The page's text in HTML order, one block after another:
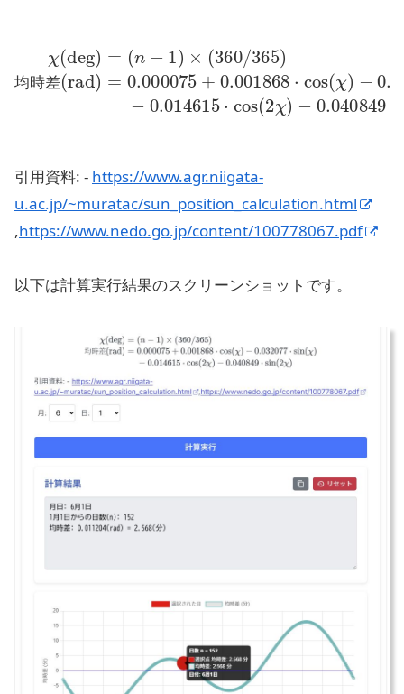
均 時差
χ(deg) =(n 1)×(360/365)
均時差(rad) =0.000075+ 0.001868
−0.032077⋅ sin(χ )− 0.014615
−0.040849⋅sin(2χ)
引用資料: - https://www.agr.niigata-
u.ac.jp/~muratac/sun_position_calculation.html
,https://www.nedo.go.jp/content/100778067.pdf
以下は計算実行結果のスクリーンショットです。